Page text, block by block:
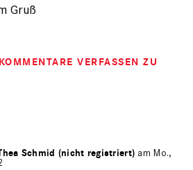
Gruß
VERFASSEN ZU
Schmid (nicht registriert) am Mo.,